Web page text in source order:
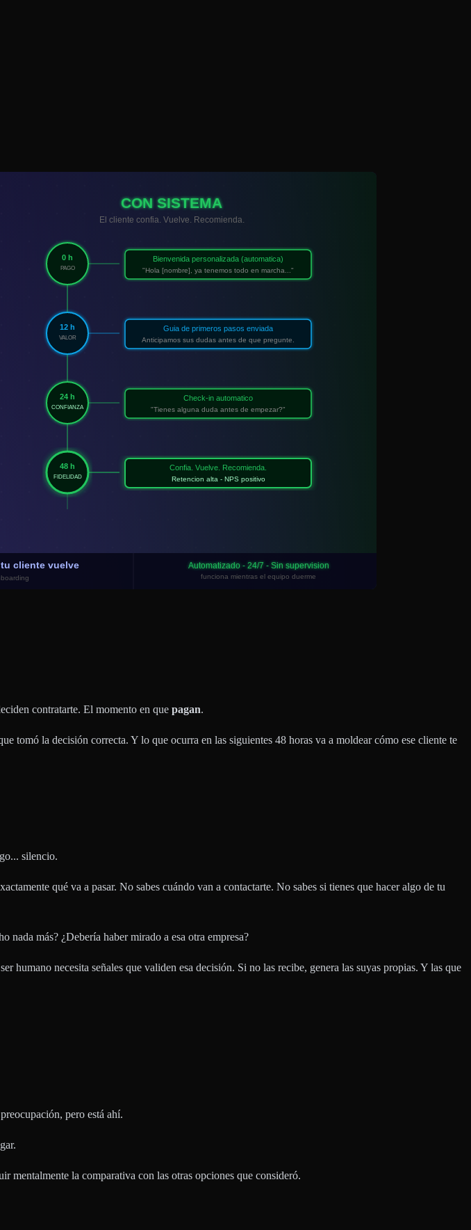
contratarte. El momento en que pagan.
tomó la decisión correcta. Y lo que ocurra en las siguientes 48 horas va a moldear cómo ese cliente te
silencio.
qué va a pasar. No sabes cuándo van a contactarte. No sabes si tienes que hacer algo de tu
nada más? ¿Debería haber mirado a esa otra empresa?
humano necesita señales que validen esa decisión. Si no las recibe, genera las suyas propias. Y las que
pero está ahí.
mentalmente la comparativa con las otras opciones que consideró.